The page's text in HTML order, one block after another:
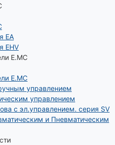
EA
EHV
E.MC
E.MC
управлением
управлением
с эл.управлением. серия SV
и Пневматическим